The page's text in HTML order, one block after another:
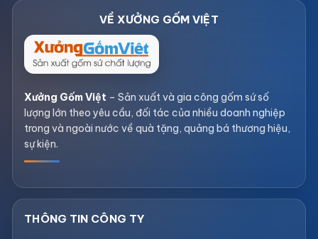
Xưởng Gốm Việt – Sản xuất và gia công gốm sứ số
lượng lớn theo yêu cầu, đối tác của nhiều doanh nghiệp
trong và ngoài nước về quà tặng, quảng bá thương hiệu,
sự kiện.